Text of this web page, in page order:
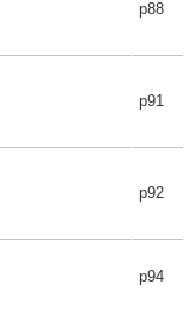
p88
p91
p92
p94